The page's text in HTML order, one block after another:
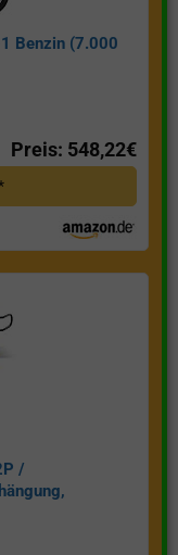
Benzin (7.000
Preis: 548,22€
/